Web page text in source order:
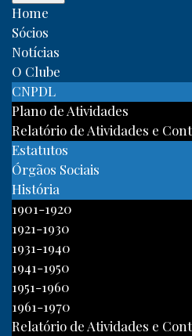
Home
Sócios
Notícias
O Clube
CNPDL
Plano de Atividades
Relatório de Atividades e
Estatutos
Órgãos Sociais
História
1901-1920
1921-1930
1931-1940
1941-1950
1951-1960
1961-1970
Relatório de Atividades e